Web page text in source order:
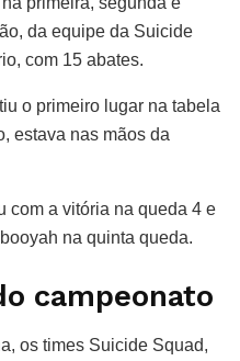
da equipe da Suicide
com 15 abates.
o primeiro lugar na tabela
estava nas mãos da
com a vitória na queda 4 e
na quinta queda.
campeonato
os times Suicide Squad,